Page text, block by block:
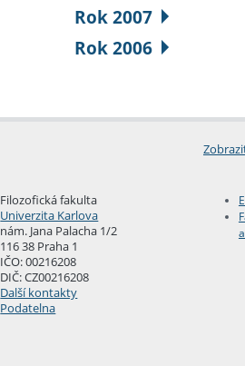
Rok 2007
Rok 2006
Filozofická fakulta
Univerzita Karlova
nám. Jana Palacha 1/2
116 38 Praha 1
IČO: 00216208
DIČ: CZ00216208
Další kontakty
Podatelna